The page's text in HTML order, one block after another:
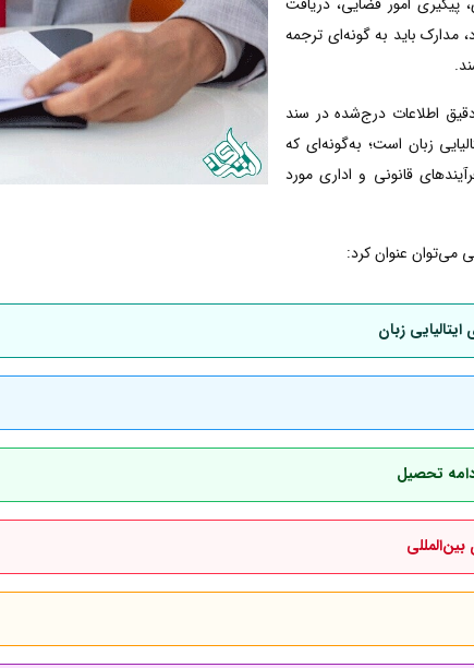
مدارک باید به گونه‌ای ترجمه
اطلاعات درج‌شده در سند
زبان است؛ به‌گونه‌ای که
قانونی و اداری مورد
می‌توان عنوان کرد:
زبان
تحصیل